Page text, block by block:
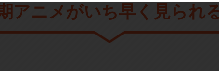
アニメがいち早く見られ